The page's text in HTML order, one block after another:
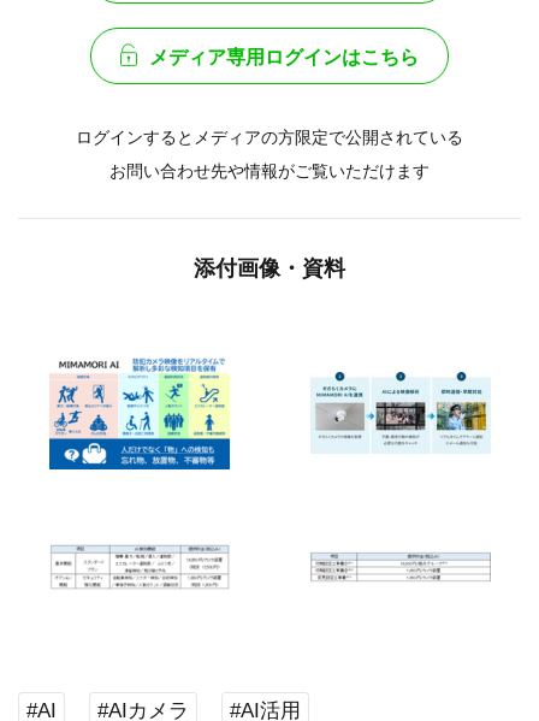
メディア専用ログインはこちら
ログインするとメディアの方限定で公開されている
お問い合わせ先や情報がご覧いただけます
添付画像・資料
#AI #AIカメラ #AI活用